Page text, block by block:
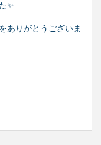
✨
ありがとうございま